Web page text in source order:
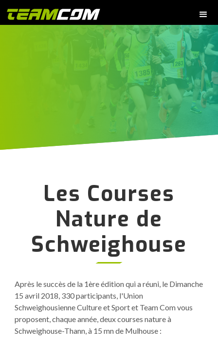
Les Courses
Nature de
Schweighouse
Après le succès de la 1ère édition qui a réuni, le Dimanche
15 avril 2018, 330 participants, l'Union
Schweighousienne Culture et Sport et Team Com vous
proposent, chaque année, deux courses nature à
Schweighouse-Thann, à 15 mn de Mulhouse :